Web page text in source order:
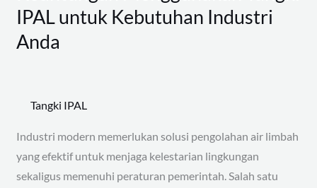
IPAL untuk Kebutuhan Industri
Anda
Tangki IPAL
Industri modern memerlukan solusi pengolahan air limbah
yang efektif untuk menjaga kelestarian lingkungan
sekaligus memenuhi peraturan pemerintah. Salah satu